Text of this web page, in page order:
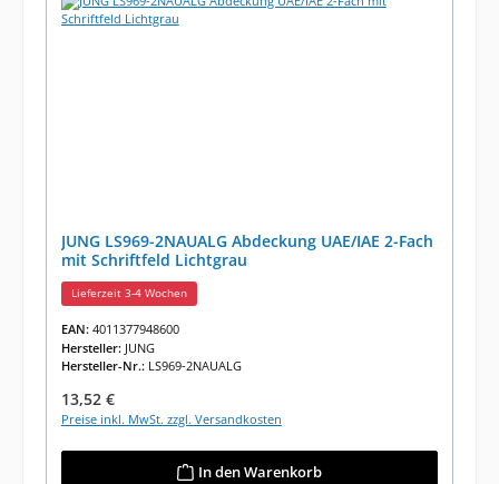
JUNG LS969-2NAUALG Abdeckung UAE/IAE 2-Fach
mit Schriftfeld Lichtgrau
Lieferzeit 3-4 Wochen
EAN: 4011377948600
Hersteller: JUNG
Hersteller-Nr.: LS969-2NAUALG
Regulärer Preis:
13,52 €
Preise inkl. MwSt. zzgl. Versandkosten
In den Warenkorb